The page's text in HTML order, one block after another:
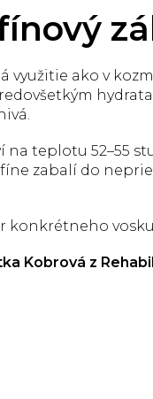
využitie ako v
na teplotu 52–55
zabalí do
konkrétneho
Kobrová z